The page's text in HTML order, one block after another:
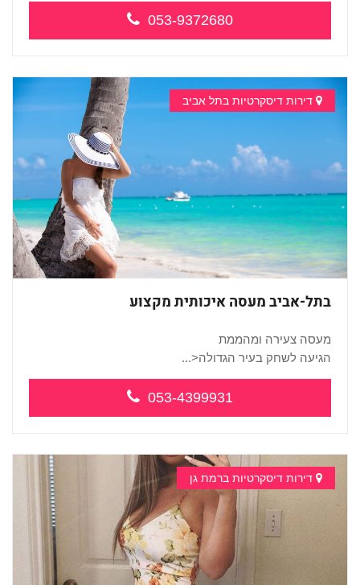
053-9372680
דירות דיסקרטיות בתל אביב
בתל-אביב מעסה איכותית מקצוע
מעסה צעירה ומהממת
הגיעה לשחק בעיר הגדולה<...
053-4399931
דירות דיסקרטיות ברמת גן